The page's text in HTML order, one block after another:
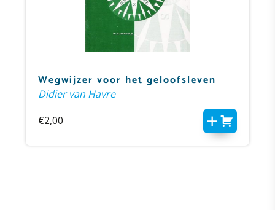
Wegwijzer voor het geloofsleven
Didier van Havre
€2,00